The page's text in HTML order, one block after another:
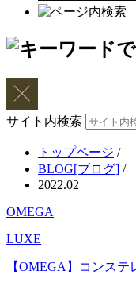
サイト内検索
トップページ /
BLOG[ブログ] /
2022.02
OMEGA
LUXE
【OMEGA】コンス